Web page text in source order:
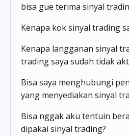
bisa gue terima sinyal
Kenapa kok sinyal trading
Kenapa langganan sinyal
trading saya sudah tidak
Bisa saya menghubungi
yang menyediakan sinyal
Bisa nggak aku tentuin
dipakai sinyal trading?